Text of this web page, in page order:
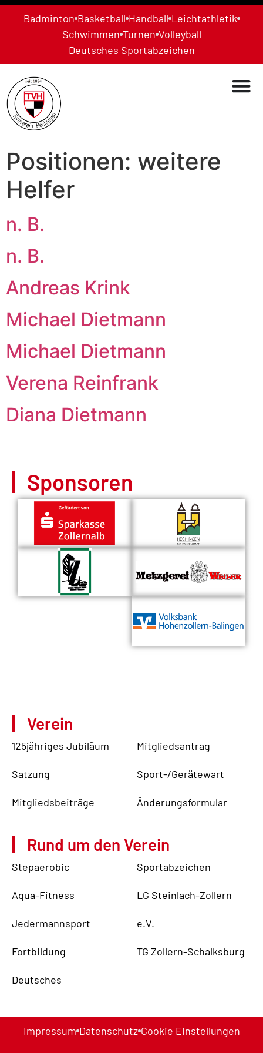
Badminton Basketball Handball Leichtathletik
Schwimmen Turnen Volleyball
Deutsches Sportabzeichen
Positionen: weitere
Helfer
n. B.
n. B.
Andreas Krink
Michael Dietmann
Michael Dietmann
Verena Reinfrank
Diana Dietmann
Sponsoren
Verein
125jähriges Jubiläum
Satzung
Mitgliedsbeiträge
Mitgliedsantrag
Sport-/Gerätewart
Änderungsformular
Rund um den Verein
Stepaerobic
Aqua-Fitness
Jedermannsport
Fortbildung
Deutsches
Sportabzeichen
LG Steinlach-Zollern
e.V.
TG Zollern-Schalksburg
Impressum Datenschutz Cookie Einstellungen